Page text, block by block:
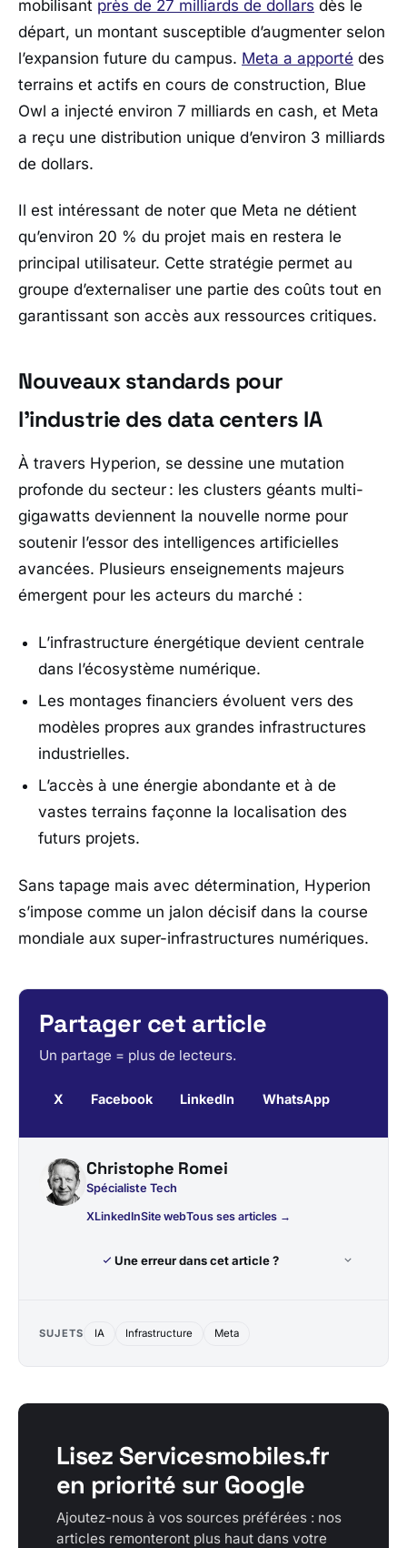
mobilisant près de 27 milliards de dollars dès le
départ, un montant susceptible d’augmenter selon
l’expansion future du campus. Meta a apporté des
terrains et actifs en cours de construction, Blue
Owl a injecté environ 7 milliards en cash, et Meta
a reçu une distribution unique d’environ 3 milliards
de dollars.
Il est intéressant de noter que Meta ne détient
qu’environ 20 % du projet mais en restera le
principal utilisateur. Cette stratégie permet au
groupe d’externaliser une partie des coûts tout en
garantissant son accès aux ressources critiques.
Nouveaux standards pour
l’industrie des data centers IA
À travers Hyperion, se dessine une mutation
profonde du secteur : les clusters géants multi-
gigawatts deviennent la nouvelle norme pour
soutenir l’essor des intelligences artificielles
avancées. Plusieurs enseignements majeurs
émergent pour les acteurs du marché :
L’infrastructure énergétique devient centrale
dans l’écosystème numérique.
Les montages financiers évoluent vers des
modèles propres aux grandes infrastructures
industrielles.
L’accès à une énergie abondante et à de
vastes terrains façonne la localisation des
futurs projets.
Sans tapage mais avec détermination, Hyperion
s’impose comme un jalon décisif dans la course
mondiale aux super-infrastructures numériques.
Partager cet article
Un partage = plus de lecteurs.
X Facebook LinkedIn WhatsApp
Christophe Romei
Spécialiste Tech
XLinkedInSite webTous ses articles →
Une erreur dans cet article ?
SUJETS IA Infrastructure Meta
Lisez Servicesmobiles.fr
en priorité sur Google
Ajoutez-nous à vos sources préférées : nos
articles remonteront plus haut dans votre